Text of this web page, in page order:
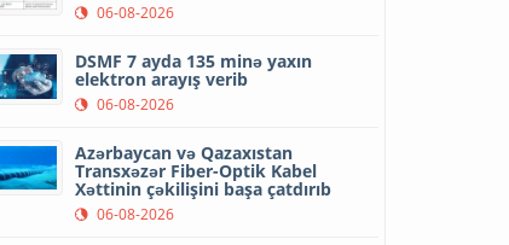
06-08-2026
DSMF 7 ayda 135 minə yaxın
elektron arayış verib
06-08-2026
Azərbaycan və Qazaxıstan
Transxəzər Fiber-Optik Kabel
Xəttinin çəkilişini başa çatdırıb
06-08-2026